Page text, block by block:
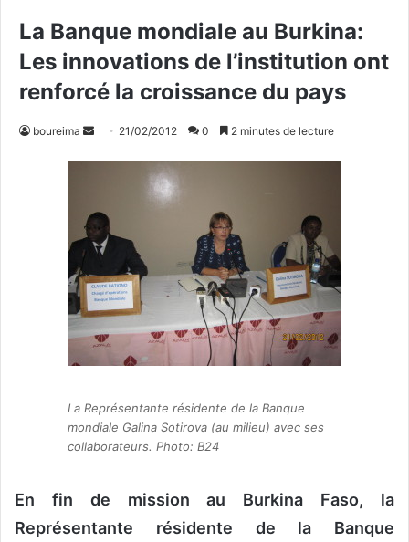
La Banque mondiale au Burkina:
Les innovations de l’institution ont
renforcé la croissance du pays
boureima
y
e
u
n
o
r
21/02/2012 0 2 minutes de lecture
La Représentante résidente de la Banque
mondiale Galina Sotirova (au milieu) avec ses
collaborateurs. Photo: B24
En fin de mission au Burkina Faso, la
Représentante résidente de la Banque